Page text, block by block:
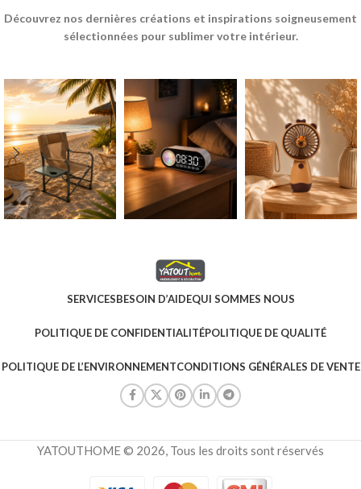
Découvrez nos dernières créations et inspirations soigneusement
sélectionnées pour sublimer votre intérieur.
SERVICESBESOIN D’AIDEQUI SOMMES NOUS
POLITIQUE DE CONFIDENTIALITÉPOLITIQUE DE QUALITÉ
POLITIQUE DE L’ENVIRONNEMENTCONDITIONS GÉNÉRALES DE VENTE
YATOUTHOME © 2026, Tous les droits sont réservés